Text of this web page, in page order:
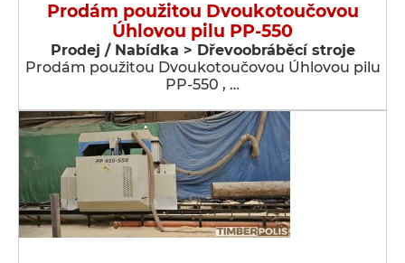
Prodám použitou Dvoukotoučovou
Úhlovou pilu PP-550
Prodej / Nabídka > Dřevoobráběcí stroje
Prodám použitou Dvoukotoučovou Úhlovou pilu
PP-550 , …